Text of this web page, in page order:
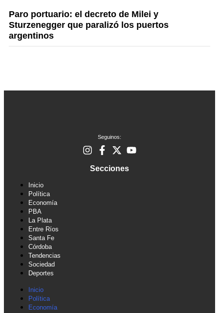
Paro portuario: el decreto de Milei y
Sturzenegger que paralizó los puertos
argentinos
Seguinos:
Secciones
Inicio
Política
Economía
PBA
La Plata
Entre Ríos
Santa Fe
Córdoba
Tendencias
Sociedad
Deportes
Inicio
Política
Economía